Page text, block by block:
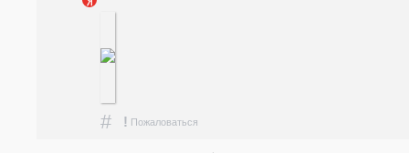
# ! Пожаловаться